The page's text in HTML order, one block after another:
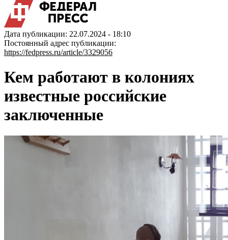
Дата публикации: 22.07.2024 - 18:10
Постоянный адрес публикации:
https://fedpress.ru/article/3329056
Кем работают в колониях
известные российские
заключенные